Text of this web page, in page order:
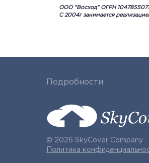
ООО "Восход" ОГРН
C 2004г занимается
Подробности
© 2026 SkyCover Company
Политика